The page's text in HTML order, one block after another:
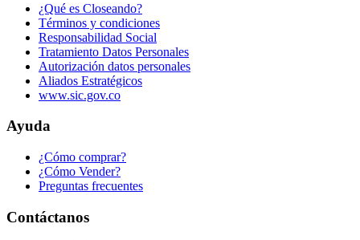
¿Qué es Closeando?
Términos y condiciones
Responsabilidad Social
Tratamiento Datos Personales
Autorización datos personales
Aliados Estratégicos
www.sic.gov.co
Ayuda
¿Cómo comprar?
¿Cómo Vender?
Preguntas frecuentes
Contáctanos